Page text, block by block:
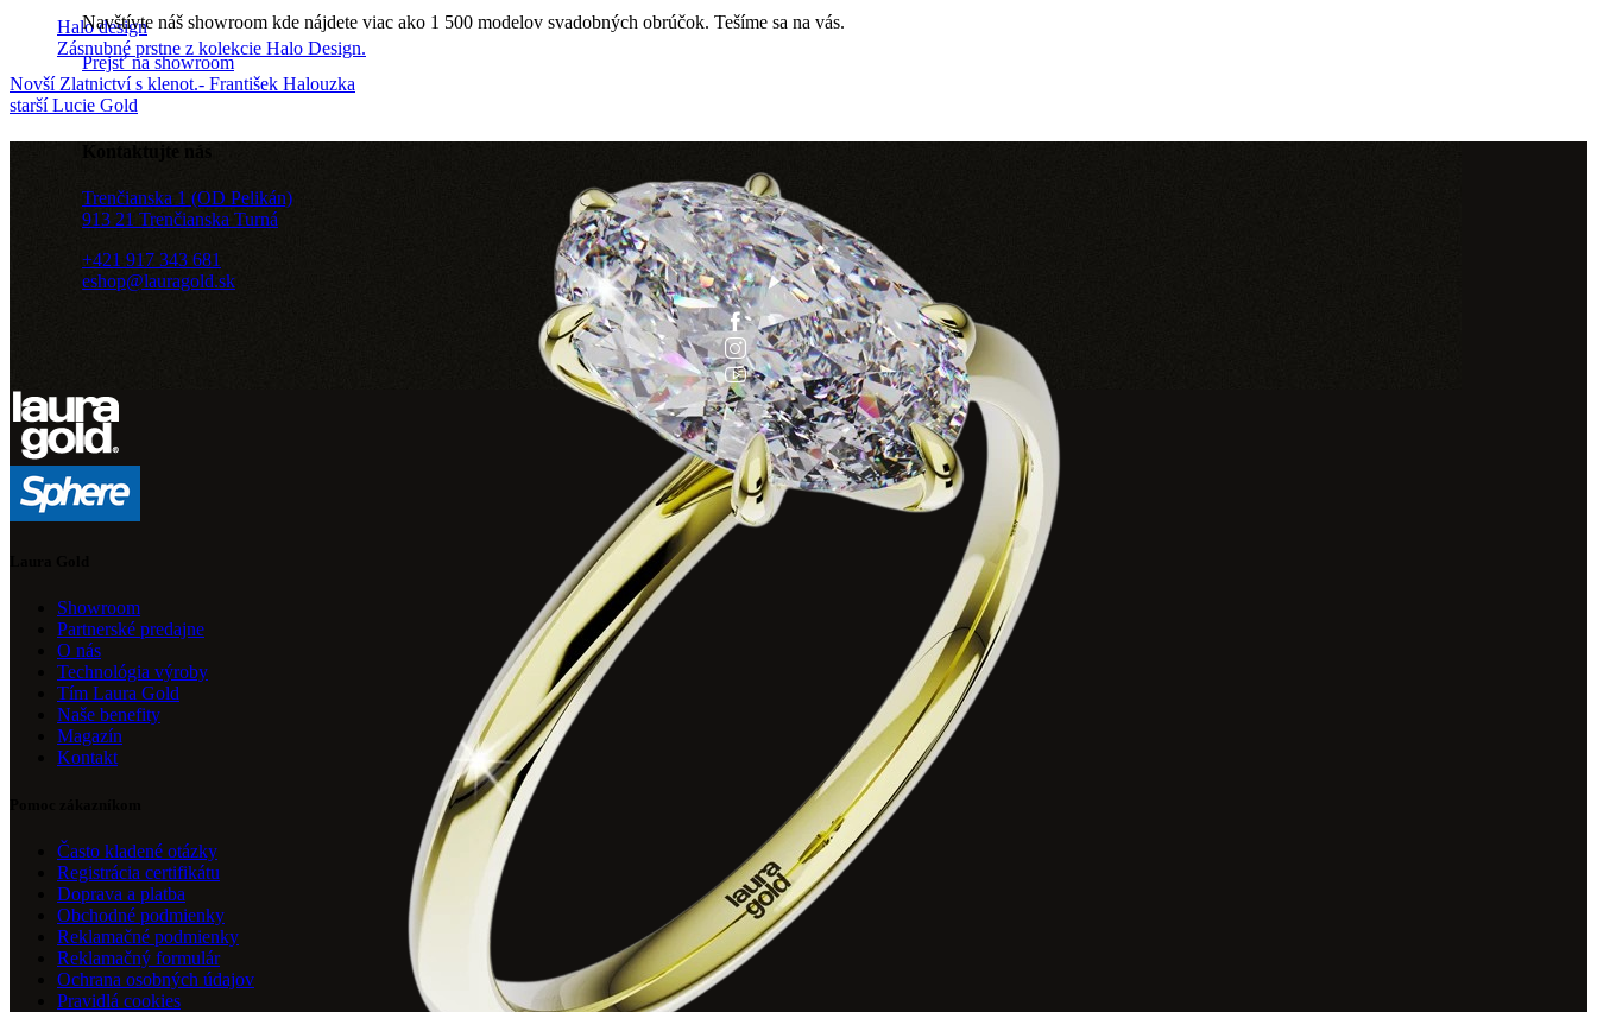
Halo design
Zásnubné prstne z kolekcie Halo Design.
Navštívte náš showroom kde nájdete viac ako 1 500 modelov svadobných obrúčok. Tešíme sa na vás.
Prejsť na showroom
Novší Zlatnictví s klenot.- František Halouzka
starší Lucie Gold
Kontaktujte nás
Trenčianska 1 (OD Pelikán)
913 21 Trenčianska Turná
+421 917 343 681
eshop@lauragold.sk
Showroom
Partnerské predajne
O nás
Technológia výroby
Tím Laura Gold
Naše benefity
Magazín
Kontakt
Často kladené otázky
Registrácia certifikátu
Doprava a platba
Obchodné podmienky
Reklamačné podmienky
Reklamačný formulár
Ochrana osobných údajov
Pravidlá cookies